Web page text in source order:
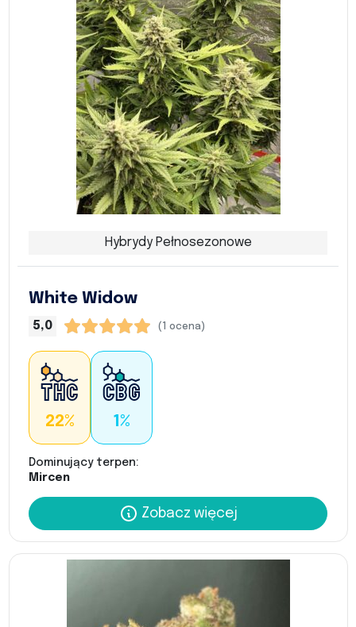
Hybrydy Pełnosezonowe
White Widow
5,0 (1 ocena)
22% 1%
Dominujący terpen:
Mircen
Zobacz więcej